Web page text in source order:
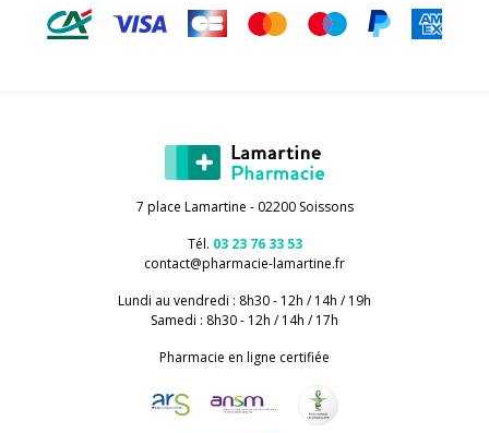
7 place Lamartine - 02200 Soissons
Tél. 03 23 76 33 53
contact@pharmacie-lamartine.fr
Lundi au vendredi : 8h30 - 12h / 14h / 19h
Samedi : 8h30 - 12h / 14h / 17h
Pharmacie en ligne certifiée